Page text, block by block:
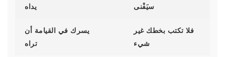
سيَفْنى
يداه
فلا تكتب بخطك غير
شيء
يسرك في القيامة أن
تراه